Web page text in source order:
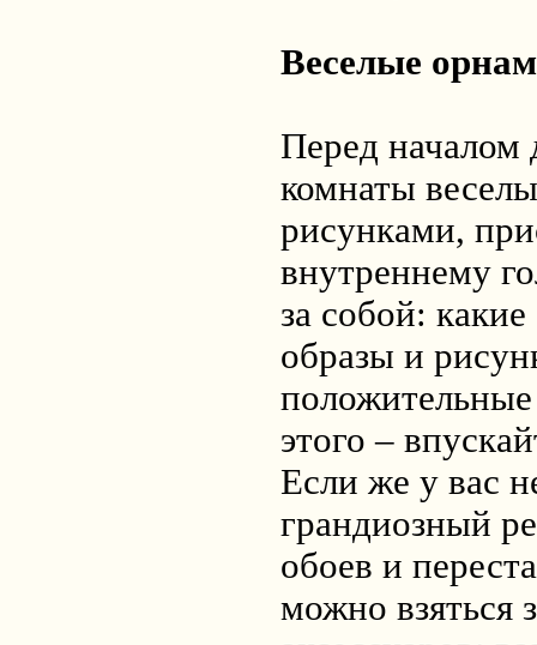
Веселые
Перед началом
комнаты
рисунками,
внутреннему
за собой:
образы и
этого –
Если же у вас
грандиозный
обоев и
можно взяться